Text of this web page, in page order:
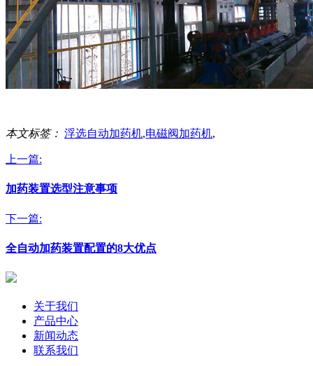
本文标签： 浮选自动加药机,电磁阀加药机,
上一篇:
加药装置选型注意事项
下一篇:
全自动加药装置配置的8大优点
关于我们
产品中心
新闻动态
联系我们